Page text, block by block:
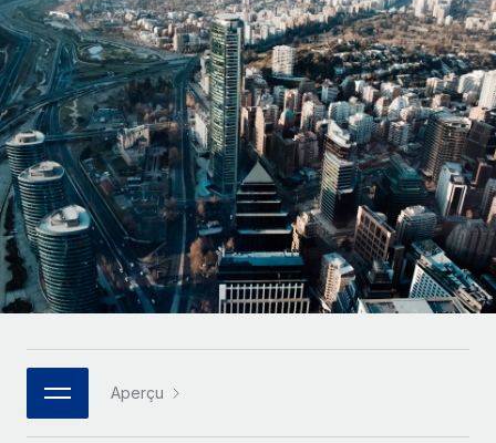
Gestion des freelances
Intégrez et gérez vos freelances partout dans le monde
PEO
Sous-traitez les opérations complexes liées à l’emploi
INFRASTRUCTURE
Intégration Remote
Intégrez vos RH aux flux de travail en toute simplicité
Plateforme
Des fonctions RH clés intégrées pour votre équipe
Connectez n'importe quel outil d’IA à Remote grâce à
notre MCP
Comparer Remote
Examinez notre service par rapport aux autres
CROISSANCE
Start-ups
Des solutions agiles et internationales pour les RH et la
paie des entreprises en pleine croissance
Entreprises intermédiaires
Développez vos équipes avec des solutions RH sur
mesure
Entreprise
Les RH à l’international pour les grandes entreprises
pays
Calculateur de paiement des freelances
Découvrez les devises disponibles et les vitesses de
paiement pour vos freelances internationaux
APPRENDRE AVEC REMOTE
Recherche et guides
Études de cas
Checklists et modèles
Descriptions de postes
Nederlands
Français
Deutsch
Español
Italiano
Português (Portugal)
日本語
한국어
Connexion
Aperçu